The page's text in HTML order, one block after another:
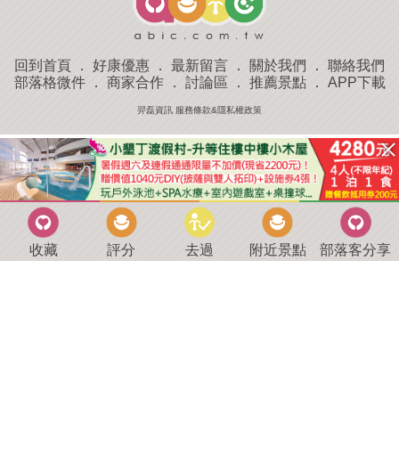
回到首頁 ． 好康優惠 ． 最新留言 ． 關於我們 ． 聯絡我們
部落格微件． 商家合作． 討論區 ． 推薦景點． APP下載
羿磊資訊 服務條款&隱私權政策
收藏 評分 去過 附近景點 部落客分享